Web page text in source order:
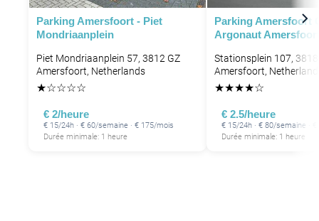
Parking Amersfoort - Piet
Mondriaanplein
Piet Mondriaanplein 57, 3812 GZ
Amersfoort, Netherlands
★☆☆☆☆
€ 2/heure
€ 15/24h · € 60/semaine · € 175/mois
Durée minimale: 1 heure
Parking Amersfoort
Argonaut
Stationsplein 107, 3818
Amersfoort,
★★★★☆
€ 2.5/heure
€ 15/24h · € 80/semaine ·
Durée minimale: 1 heure